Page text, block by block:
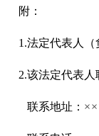
附：
1.法定代表人
2.该法定代表人
联系地址：